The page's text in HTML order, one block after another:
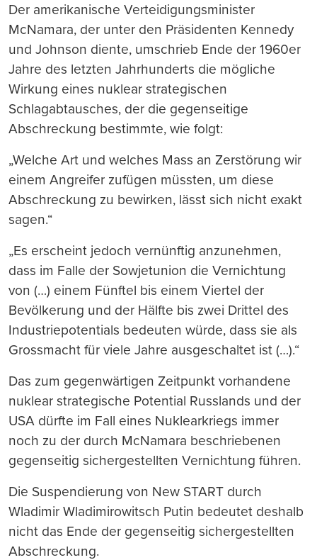
Der amerikanische Verteidigungsminister
McNamara, der unter den Präsidenten Kennedy
und Johnson diente, umschrieb Ende der 1960er
Jahre des letzten Jahrhunderts die mögliche
Wirkung eines nuklear strategischen
Schlagabtausches, der die gegenseitige
Abschreckung bestimmte, wie folgt:
„Welche Art und welches Mass an Zerstörung wir
einem Angreifer zufügen müssten, um diese
Abschreckung zu bewirken, lässt sich nicht exakt
sagen.“
„Es erscheint jedoch vernünftig anzunehmen,
dass im Falle der Sowjetunion die Vernichtung
von (…) einem Fünftel bis einem Viertel der
Bevölkerung und der Hälfte bis zwei Drittel des
Industriepotentials bedeuten würde, dass sie als
Grossmacht für viele Jahre ausgeschaltet ist (…).“
Das zum gegenwärtigen Zeitpunkt vorhandene
nuklear strategische Potential Russlands und der
USA dürfte im Fall eines Nuklearkriegs immer
noch zu der durch McNamara beschriebenen
gegenseitig sichergestellten Vernichtung führen.
Die Suspendierung von New START durch
Wladimir Wladimirowitsch Putin bedeutet deshalb
nicht das Ende der gegenseitig sichergestellten
Abschreckung.